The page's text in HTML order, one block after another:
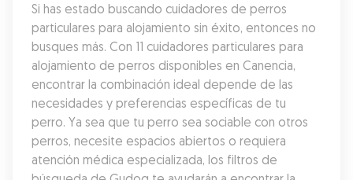
Si has estado buscando cuidadores de perros
particulares para alojamiento sin éxito, entonces no
busques más. Con 11 cuidadores particulares para
alojamiento de perros disponibles en Canencia,
encontrar la combinación ideal depende de las
necesidades y preferencias específicas de tu
perro. Ya sea que tu perro sea sociable con otros
perros, necesite espacios abiertos o requiera
atención médica especializada, los filtros de